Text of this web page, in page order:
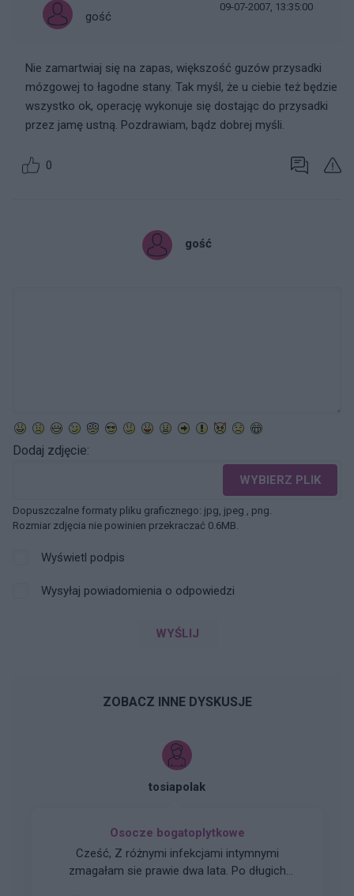
gość
09-07-2007, 13:35:00
Nie zamartwiaj się na zapas, większość guzów przysadki
mózgowej to łagodne stany. Tak myśl, że u ciebie też będzie
wszystko ok, operację wykonuje się dostając do przysadki
przez jamę ustną. Pozdrawiam, bądz dobrej myśli.
0
gość
Dodaj zdjęcie:
WYBIERZ PLIK
Dopuszczalne formaty pliku graficznego: jpg, jpeg , png.
Rozmiar zdjęcia nie powinien przekraczać 0.6MB.
Wyświetl podpis
Wysyłaj powiadomienia o odpowiedzi
WYŚLIJ
ZOBACZ INNE DYSKUSJE
tosiapolak
Osocze bogatoplytkowe
Cześć, Z różnymi infekcjami intymnymi
zmagałam sie prawie dwa lata. Po długich